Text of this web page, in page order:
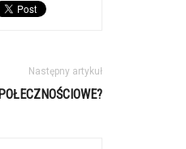
Następny artykuł